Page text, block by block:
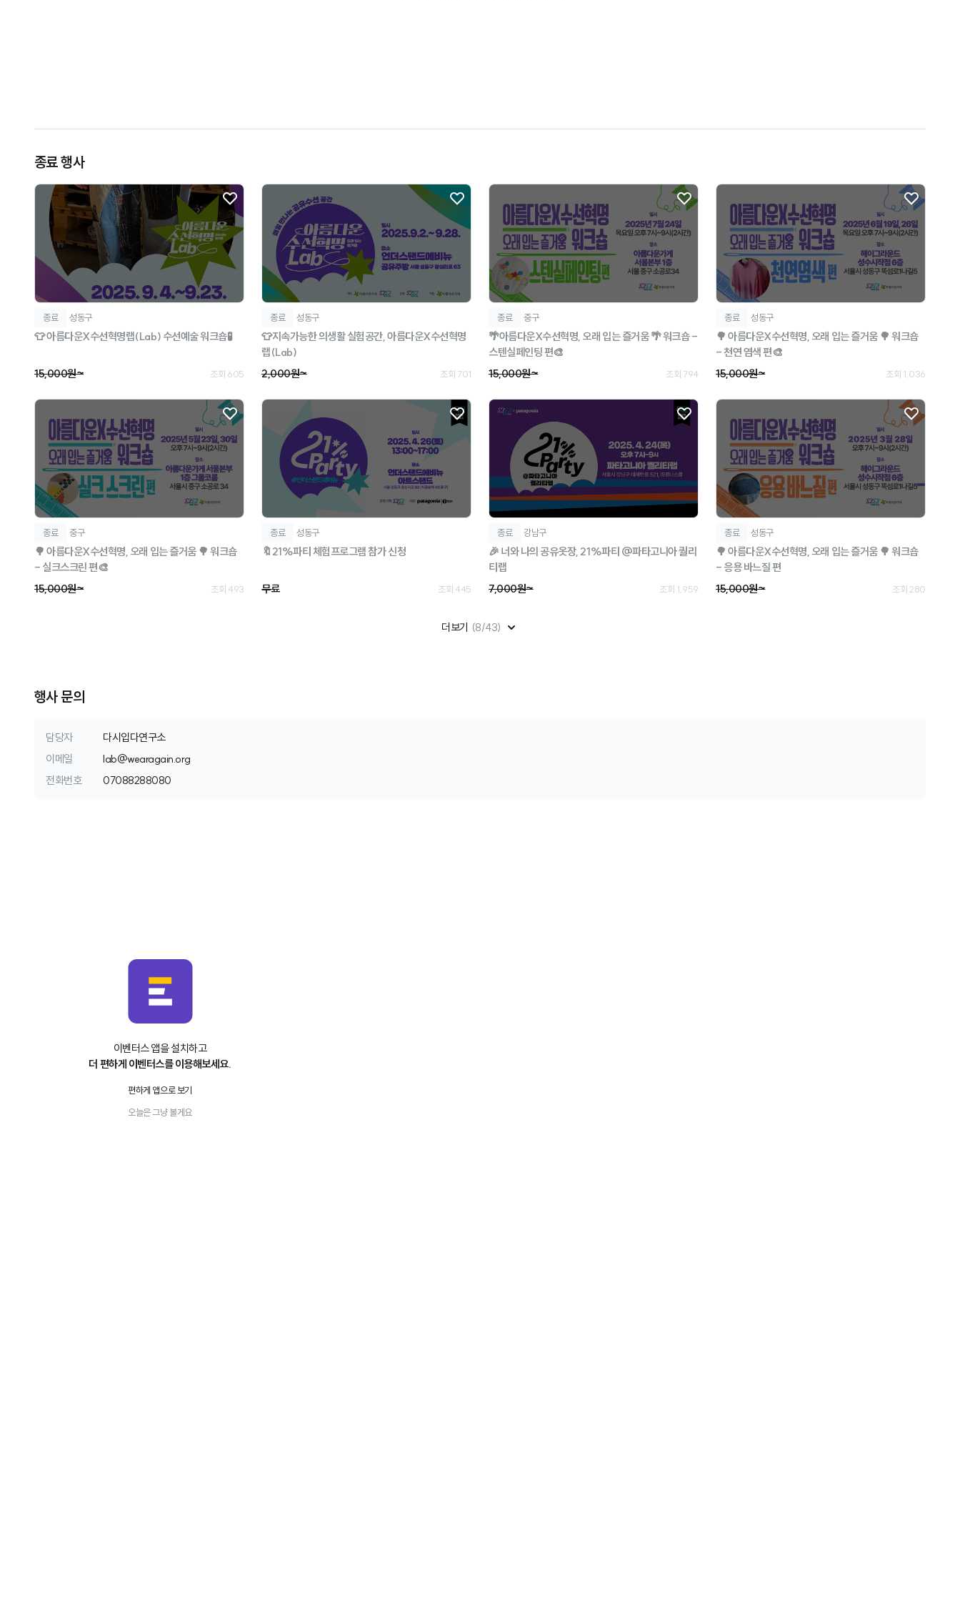
종료 행사
종료 성동구
👕 아름다운X수선혁명랩(Lab) 수선예술 워크숍🧪
15,000원~ 조회 605
종료 성동구
👕지속가능한 의생활 실험공간, 아름다운X수선혁명
랩(Lab)
2,000원~
조회 701
종료 중구
🌴아름다운X수선혁명, 오래 입는 즐거움 🌴 워크숍 -
스텐실페인팅 편🎨
15,000원~
조회 794
종료 성동구
🌳 아름다운X수선혁명, 오래 입는 즐거움 🌳 워크숍
- 천연 염색 편🎨
15,000원~
조회 1,036
종료 중구
🌳 아름다운X수선혁명, 오래 입는 즐거움 🌳 워크숍
- 실크스크린 편🎨
15,000원~
조회 493
종료 성동구
🔖21%파티 체험프로그램 참가 신청
무료 조회 445
종료 강남구
🎉 너와 나의 공유옷장, 21%파티 @파타고니아 퀄리
티랩
7,000원~
조회 1,959
종료 성동구
🌳 아름다운X수선혁명, 오래 입는 즐거움 🌳 워크숍
- 응용 바느질 편
15,000원~
조회 280
더보기 (8/43)
행사 문의
담당자
다시입다연구소
이메일
lab@wearagain.org
전화번호
07088288080
이벤터스 앱을 설치하고
더 편하게 이벤터스를 이용해보세요.
편하게 앱으로 보기
오늘은 그냥 볼게요